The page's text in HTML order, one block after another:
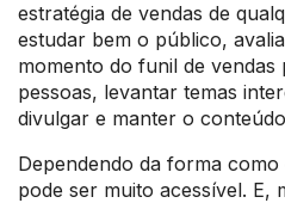
estratégia de vendas de
estudar bem o público,
momento do funil de vendas
pessoas, levantar temas
divulgar e manter o
Dependendo da forma
pode ser muito acessível. E,